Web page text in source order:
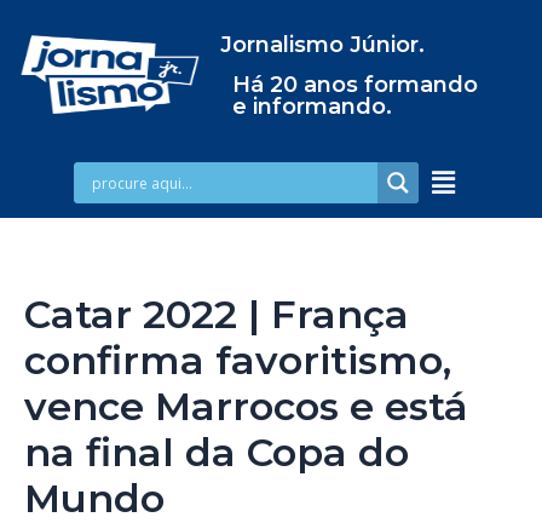
Jornalismo Júnior.
Há 20 anos formando
e informando.
Catar 2022 | França
confirma favoritismo,
vence Marrocos e está
na final da Copa do
Mundo